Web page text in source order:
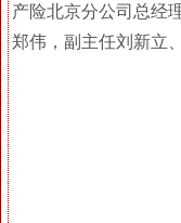
产险北京分公司总经
郑伟，副主任刘新立